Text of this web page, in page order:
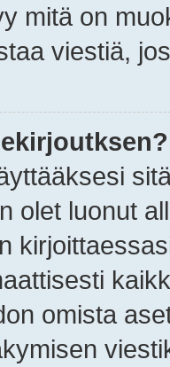
mitä on
viestiä,
olet luonut
omista